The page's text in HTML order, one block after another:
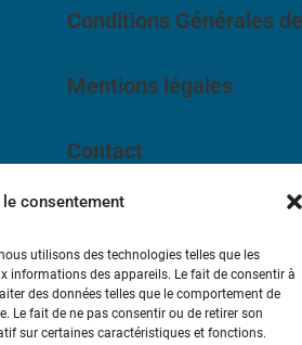
le consentement
utilisons des technologies telles que les
informations des appareils. Le fait de consentir à
des données telles que le comportement de
Le fait de ne pas consentir ou de retirer son
sur certaines caractéristiques et fonctions.
Conditions Générales
Mentions légales
Contact